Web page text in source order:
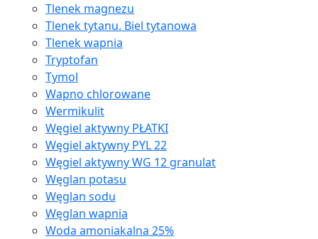
Tlenek magnezu
Tlenek tytanu. Biel tytanowa
Tlenek wapnia
Tryptofan
Tymol
Wapno chlorowane
Wermikulit
Węgiel aktywny PŁATKI
Węgiel aktywny PYL 22
Węgiel aktywny WG 12 granulat
Węglan potasu
Węglan sodu
Węglan wapnia
Woda amoniakalna 25%